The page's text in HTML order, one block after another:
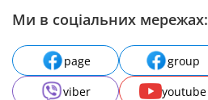
Ми в соціальних мережах:
page group
viber
youtube